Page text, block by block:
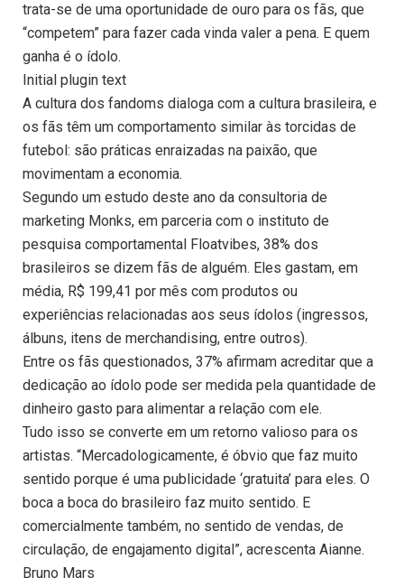
trata-se de uma oportunidade de ouro para os fãs, que
“competem” para fazer cada vinda valer a pena. E quem
ganha é o ídolo.
Initial plugin text
A cultura dos fandoms dialoga com a cultura brasileira, e
os fãs têm um comportamento similar às torcidas de
futebol: são práticas enraizadas na paixão, que
movimentam a economia.
Segundo um estudo deste ano da consultoria de
marketing Monks, em parceria com o instituto de
pesquisa comportamental Floatvibes, 38% dos
brasileiros se dizem fãs de alguém. Eles gastam, em
média, R$ 199,41 por mês com produtos ou
experiências relacionadas aos seus ídolos (ingressos,
álbuns, itens de merchandising, entre outros).
Entre os fãs questionados, 37% afirmam acreditar que a
dedicação ao ídolo pode ser medida pela quantidade de
dinheiro gasto para alimentar a relação com ele.
Tudo isso se converte em um retorno valioso para os
artistas. “Mercadologicamente, é óbvio que faz muito
sentido porque é uma publicidade ‘gratuita’ para eles. O
boca a boca do brasileiro faz muito sentido. E
comercialmente também, no sentido de vendas, de
circulação, de engajamento digital”, acrescenta Aianne.
Bruno Mars